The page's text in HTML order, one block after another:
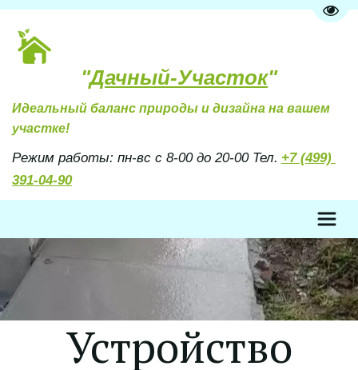
"Дачный-Участок"
Идеальный баланс природы и дизайна на вашем
участке!
Режим работы: пн-вс с 8-00 до 20-00 Тел. +7 (499)
391-04-90
Устройство